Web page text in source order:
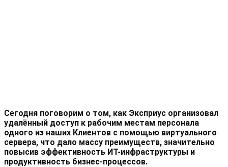
Сегодня поговорим о том, как Эксприус организовал
удалённый доступ к рабочим местам персонала
одного из наших Клиентов с помощью виртуального
сервера, что дало массу преимуществ, значительно
повысив эффективность ИТ-инфраструктуры и
продуктивность бизнес-процессов.